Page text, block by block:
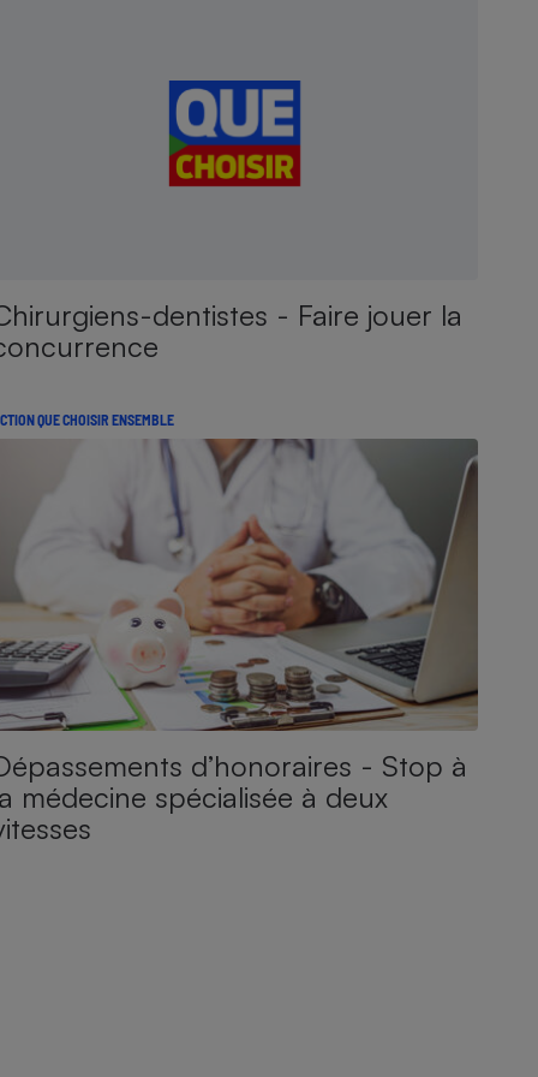
dentistes - Faire jouer la
QUE CHOISIR ENSEMBLE
d’honoraires - Stop à
médecine spécialisée à deux